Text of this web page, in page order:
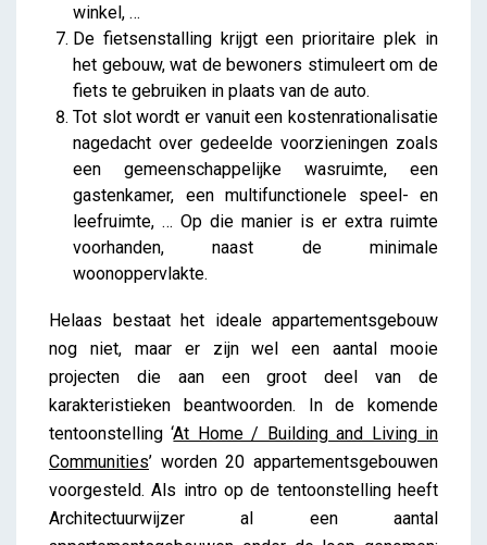
winkel, …
De fietsenstalling krijgt een prioritaire plek in
het gebouw, wat de bewoners stimuleert om de
fiets te gebruiken in plaats van de auto.
Tot slot wordt er vanuit een kostenrationalisatie
nagedacht over gedeelde voorzieningen zoals
een gemeenschappelijke wasruimte, een
gastenkamer, een multifunctionele speel- en
leefruimte, … Op die manier is er extra ruimte
voorhanden, naast de minimale
woonoppervlakte.
Helaas bestaat het ideale appartementsgebouw
nog niet, maar er zijn wel een aantal mooie
projecten die aan een groot deel van de
karakteristieken beantwoorden. In de komende
tentoonstelling ‘At Home / Building and Living in
Communities’ worden 20 appartementsgebouwen
voorgesteld. Als intro op de tentoonstelling heeft
Architectuurwijzer al een aantal